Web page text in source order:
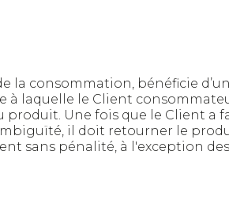
la consommation, bénéficie
à laquelle le Client
Une fois que le Client a
il doit retourner le
sans pénalité, à l'exception